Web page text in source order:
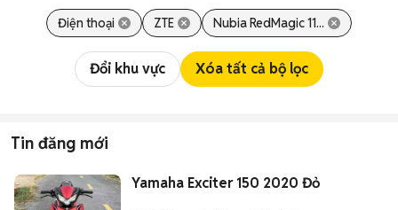
Điện thoại ZTE Nubia RedMagic 11...
Đổi khu vực Xóa tất cả bộ lọc
Tin đăng mới
Yamaha Exciter 150 2020 Đỏ